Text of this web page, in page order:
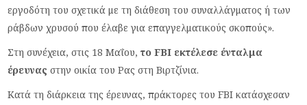
εργοδότη του σχετικά με τη διάθεση του συναλλάγματος ή των
ράβδων χρυσού που έλαβε για επαγγελματικούς σκοπούς».
Στη συνέχεια, στις 18 Μαΐου,το FBI εκτέλεσε ένταλμα
έρευνας στην οικία του Ρας στη Βιρτζίνια.
Κατά τη διάρκεια της έρευνας, πράκτορες του FBI κατάσχεσαν